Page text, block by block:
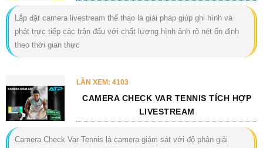
Lắp đặt camera livestream thể thao là giải pháp giúp ghi hình và
phát trực tiếp các trận đấu với chất lượng hình ảnh rõ nét ổn định
theo thời gian thực
LẦN XEM: 4103
CAMERA CHECK VAR TENNIS TÍCH HỢP
LIVESTREAM
Camera Check Var Tennis là camera giám sát với độ phân giải